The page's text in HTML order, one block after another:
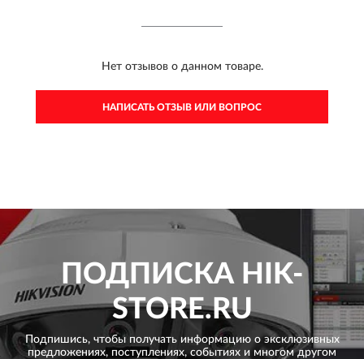
Нет отзывов о данном товаре.
НАПИСАТЬ ОТЗЫВ ИЛИ ВОПРОС
ПОДПИСКА HIK-
STORE.RU
Подпишись, чтобы получать информацию о эксклюзивных
предложениях, поступлениях, событиях и многом другом